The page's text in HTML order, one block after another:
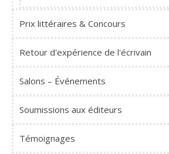
Prix littéraires & Concours
Retour d'expérience de l'écrivain
Salons – Événements
Soumissions aux éditeurs
Témoignages